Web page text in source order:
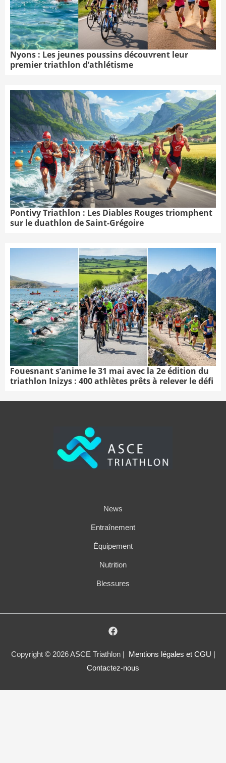
Nyons : Les jeunes poussins découvrent leur
premier triathlon d’athlétisme
Pontivy Triathlon : Les Diables Rouges triomphent
sur le duathlon de Saint-Grégoire
Fouesnant s’anime le 31 mai avec la 2e édition du
triathlon Inizys : 400 athlètes prêts à relever le défi
News
Entraînement
Équipement
Nutrition
Blessures
Copyright © 2026 ASCE Triathlon | Mentions légales et CGU
Contactez-nous